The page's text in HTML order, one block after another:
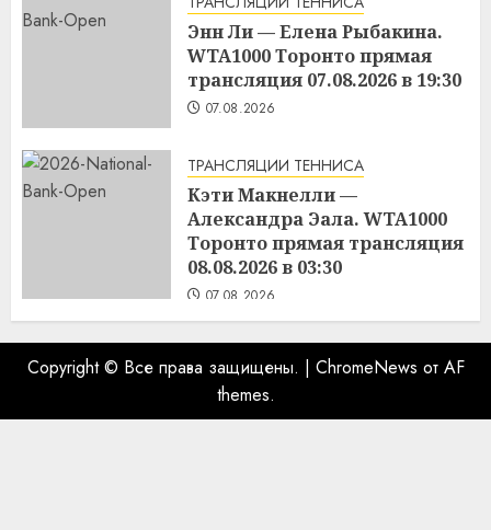
Энн Ли — Елена Рыбакина.
WTA1000 Торонто прямая
трансляция 07.08.2026 в 19:30
07.08.2026
ТРАНСЛЯЦИИ ТЕННИСА
Кэти Макнелли —
Александра Эала. WTA1000
Торонто прямая трансляция
08.08.2026 в 03:30
07.08.2026
Copyright © Все права защищены. | ChromeNews от AF
themes.